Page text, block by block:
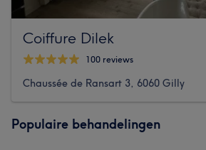
Coiffure Dilek
100 reviews
Chaussée de Ransart 3, 6060 Gilly
Populaire behandelingen